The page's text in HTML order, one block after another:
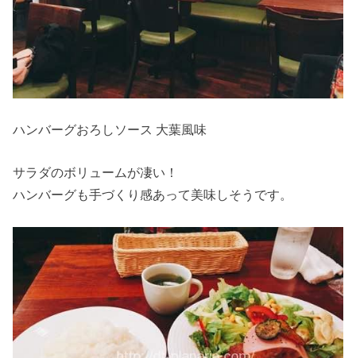
ハンバーグおろしソース 大葉風味
サラダのボリュームが凄い！
ハンバーグも手づくり感あって美味しそうです。